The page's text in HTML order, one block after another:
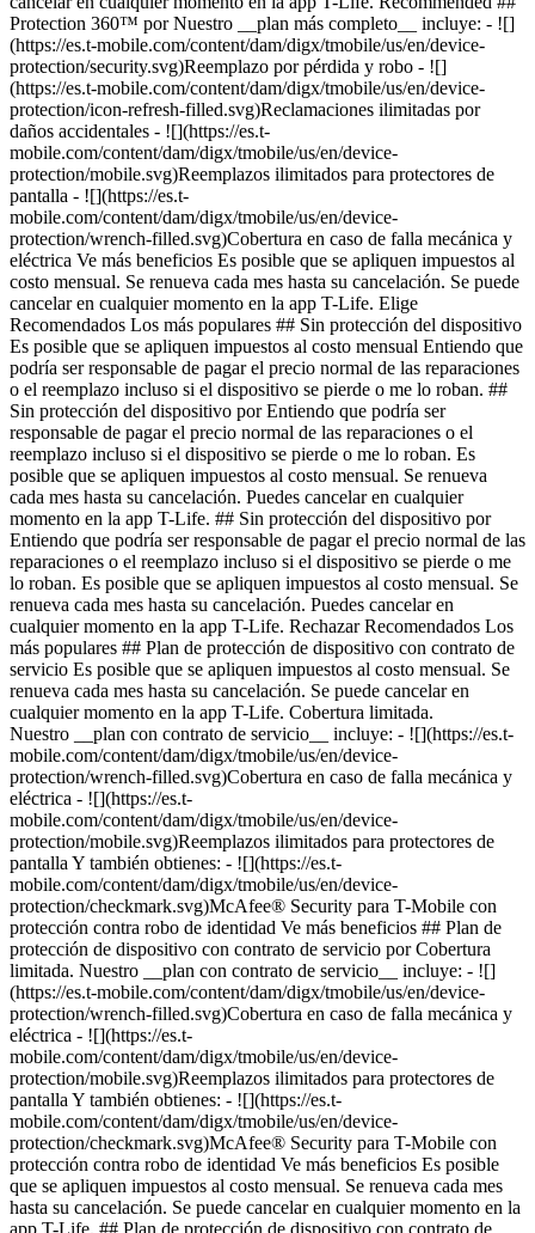
ent/dam/digx/tmobile/us/en/device-protection/mobile.svg)Reemplazos ilimitados para protectores de pantalla - ![](https://es.t-mobile.com/content/dam/digx/tmobile/us/en/device-protection/wrench-filled.svg)Cobertura en caso de falla mecánica y eléctrica Ve más beneficios Es posible que se apliquen impuestos al costo mensual. Se renueva cada mes hasta su cancelación. Se puede cancelar en cualquier momento en la app T-Life. Elige Recomendados Los más populares ## Sin protección del dispositivo Es posible que se apliquen impuestos al costo mensual Entiendo que podría ser responsable de pagar el precio normal de las reparaciones o el reemplazo incluso si el dispositivo se pierde o me lo roban. ## Sin protección del dispositivo por Entiendo que podría ser responsable de pagar el precio normal de las reparaciones o el reemplazo incluso si el dispositivo se pierde o me lo roban. Es posible que se apliquen impuestos al costo mensual. Se renueva cada mes hasta su cancelación. Puedes cancelar en cualquier momento en la app T-Life. ## Sin protección del dispositivo por Entiendo que podría ser responsable de pagar el precio normal de las reparaciones o el reemplazo incluso si el dispositivo se pierde o me lo roban. Es posible que se apliquen impuestos al costo mensual. Se renueva cada mes hasta su cancelación. Puedes cancelar en cualquier momento en la app T-Life. Rechazar Recomendados Los más populares ## Plan de protección de dispositivo con contrato de servicio Es posible que se apliquen impuestos al costo mensual. Se renueva cada mes hasta su cancelación. Se puede cancelar en cualquier momento en la app T-Life. Cobertura limitada. Nuestro __plan con contrato de servicio__ incluye: - ![](https://es.t-mobile.com/content/dam/digx/tmobile/us/en/device-protection/wrench-filled.svg)Cobertura en caso de falla mecánica y eléctrica - ![](https://es.t-mobile.com/content/dam/digx/tmobile/us/en/device-protection/mobile.svg)Reemplazos ilimitados para protectores de pantalla Y también obtienes: - ![](https://es.t-mobile.com/content/dam/digx/tmobile/us/en/device-protection/checkmark.svg)McAfee® Security para T-Mobile con protección contra robo de identidad Ve más beneficios ## Plan de protección de dispositivo con contrato de servicio por Cobertura limitada. Nuestro __plan con contrato de servicio__ incluye: - ![](https://es.t-mobile.com/content/dam/digx/tmobile/us/en/device-protection/wrench-filled.svg)Cobertura en caso de falla mecánica y eléctrica - ![](https://es.t-mobile.com/content/dam/digx/tmobile/us/en/device-protection/mobile.svg)Reemplazos ilimitados para protectores de pantalla Y también obtienes: - ![](https://es.t-mobile.com/content/dam/digx/tmobile/us/en/device-protection/checkmark.svg)McAfee® Security para T-Mobile con protección contra robo de identidad Ve más beneficios Es posible que se apliquen impuestos al costo mensual. Se renueva cada mes hasta su cancelación. Se puede cancelar en cualquier momento en la app T-Life. ## Plan de protección de dispositivo con contrato de servicio por Cobertura limitada. Nuestro __plan con contrato de servicio__ incluye: - ![](https://es.t-mobile.com/content/dam/digx/tmobile/us/en/device-protection/wrench-filled.svg)Cobertura en caso de falla mecánica y eléctrica - ![](https://es.t-mobile.com/content/dam/digx/tmobile/us/en/device-protection/mobile.svg)Reemplazos ilimitados para protectores de pantalla Y también obtienes: - ![](https://es.t-mobile.com/content/dam/digx/tmobile/us/en/device-protection/checkmark.svg)McAfee® Security para T-Mobile con protección contra robo de identidad Ve más beneficios Es posible que se apliquen impuestos al costo mensual. Se renueva cada mes hasta su cancelación. Se puede cancelar en cualquier momento en la app T-Life. Elige Recomendados Los más populares ## Protection 360™️ Es posible que se apliquen impuestos al costo mensual. Se renueva cada mes hasta su cancelación. Se puede cancelar en cualquier momento en la app T-Life. Nuestro __plan más completo__ incluye: - ![](https://es.t-mobile.com/content/dam/digx/tmobile/us/en/device-protection/security.svg)Reemplazo por pérdida y robo - ![](https://es.t-mobile.com/content/dam/digx/tmobile/us/en/device-protection/icon-refresh-filled.svg)Reclamaciones ilimitadas por daños accidentales - ![](https://es.t-mobile.com/content/dam/digx/tmobile/us/en/device-protection/mobile-check.svg)$0 en reparaciones por pantallas frontales rotas - ![](https://es.t-mobile.com/content/dam/digx/tmobile/us/en/device-protection/mobile.svg)Reemplazos ilimitados para protectores de pantalla - ![](https://es.t-mobile.com/content/dam/digx/tmobile/us/en/device-protection/wrench-filled.svg)Cobertura en caso de falla mecánica y eléctrica Ve más beneficios ## Protection 360™️ por Nuestro __plan más completo__ incluye: - ![](https://es.t-mobile.com/content/dam/digx/tmobile/us/en/device-protection/security.svg)Reemplazo por pérdida y robo - ![](https://es.t-mobile.com/content/dam/digx/tmobile/us/en/device-protection/icon-refresh-filled.svg)Reclamaciones ilimitadas por daños accidentales - ![](https://es.t-mobile.com/content/dam/digx/tmobile/us/en/device-protection/mobile-check.svg)$0 en reparaciones por pantallas frontales rotas - ![](https://es.t-mobile.com/content/dam/digx/tmobile/us/en/device-protection/mobile.svg)Reemplazos ilimitados para protectores de pantalla - ![](https://es.t-mobile.com/content/dam/digx/tmobile/us/en/device-protection/wrench-filled.svg)Cobertura en caso de falla mecánica y eléctrica Ve más beneficios Es posible que se apliquen impuestos al costo mensual. Se renueva cada mes hasta su cancelación. Se puede cancelar en cualquier momento en la app T-Life. Most popular ## Protection 360™️ por Nuestro __plan más completo__ incluye: - ![](https://es.t-mobile.com/content/dam/digx/tmobile/us/en/device-protection/security.svg)Reemplazo por pérdida y robo - ![](https://es.t-mobile.com/content/dam/digx/tmobile/us/en/device-protection/icon-refresh-filled.svg)Reclamaciones ilimitadas por daños accidentales - ![](https://es.t-mobile.com/content/dam/digx/tmobile/us/en/device-protection/mobile-check.svg)$0 en reparaciones por pantallas frontales rotas - ![](https://es.t-mobile.com/content/dam/digx/tmobile/us/en/device-protection/mobile.svg)Reemplazos ilimitados para protectores de pantalla - ![](https://es.t-mobile.com/content/dam/digx/tmobile/us/en/device-protection/wrench-filled.svg)Cobertura en caso de falla mecánica y eléctrica Ve más beneficios Es posible que se apliquen impuestos al costo mensual. Se renueva cada mes hasta su cancelación. Se puede cancelar en cualquier momento en la app T-Life. Elige Recomendados Los más populares ## Protección básica para dispositivos Es posible que se apliquen impuestos al costo mensual. Se renueva cada mes hasta su cancelación. Se puede cancelar en cualquier momento en la app T-Life. Solo lo indispensable. Nuestro __plan básico__ incluye: - ![](https://es.t-mobile.com/content/dam/digx/tmobile/us/en/device-protection/security.svg)Reemplazo por pérdida, robo o daño accidental - ![](https://es.t-mobile.com/content/dam/digx/tmobile/us/en/device-protection/mobile-check.svg)Reparaciones de pantallas rotas - ![](https://es.t-mobile.com/content/dam/digx/tmobile/us/en/device-protection/wrench-filled.svg)Cobertura en caso de falla mecánica y eléctrica Ve más beneficios ## Protección básica para dispositivos por Solo lo indispensable. Nuestro __plan básico__ incluye: - ![](https://es.t-mobile.com/content/dam/digx/tmobile/us/en/device-protection/security.svg)Reemplazo por pérdida, robo o daño accidental - ![](https://es.t-mobile.com/content/dam/digx/tmobile/us/en/device-protection/mobile-check.svg)Reparaciones de pantallas rotas - ![](https://es.t-mobile.com/content/dam/digx/tmobile/us/en/device-protection/wrench-filled.svg)Cobertura en caso de falla mecánica y eléctrica Ve más beneficios Es posible que se apliquen impuestos al costo mensual. Se renueva cada mes hasta su cancelación. Se puede cancelar en cualquier momento en la app T-Life. ## Protección básica para dispositivos por Solo lo indispensable. Nuestro __plan básico__ incluye: - ![](https://es.t-mobile.com/content/dam/digx/tmobile/us/en/device-protection/security.svg)Reemplazo por pérdida, robo o daño accidental - ![](https://es.t-mobile.com/content/dam/digx/tmobile/us/en/device-protection/mobile-check.svg)Reparaciones de pantallas rotas - ![](https://es.t-mobile.com/content/dam/digx/tmobile/us/en/device-protection/wrench-filled.svg)Cobertura en caso de falla mecánica y eléctrica Ve más beneficios Es posible que se apliquen impuestos al costo mensual. Se renueva cada mes hasta su cancelación. Se puede cancelar en cualquier momento en la app T-Life. Elige Recomendados Los más populares ## Protection 360™️ Es posible que se apliquen impuestos al costo mensual. Se renueva cada mes hasta su cancelación. Se puede cancelar en cualquier momento en la app T-Life. Nuestro __plan más completo__ incluye: - ![](https://es.t-mobile.com/content/dam/digx/tmobile/us/en/device-protection/security.svg)Reemplazo por pérdida y robo - ![](https://es.t-mobile.com/content/dam/digx/tmobile/us/en/device-protection/icon-refresh-filled.svg)Reclamaciones ilimitadas por daños accidentales - ![](https://es.t-mobile.com/content/dam/digx/tmobile/us/en/device-protection/mobile-check.svg)$0 en reparaciones por pantallas frontales rotas - ![](https://es.t-mobile.com/content/dam/digx/tmobile/us/en/device-protection/mobile.svg)Reemplazos ilimitados para protectores de pantalla - ![](https://es.t-mobile.com/content/dam/digx/tmobile/us/en/device-protection/wrench-filled.svg)Cobertura en caso de falla mecánica y eléctrica Ve más beneficios ## Protection 360™️ por Nuestro __plan más completo__ incluye: - ![](https://es.t-mobile.com/content/dam/digx/tmobile/us/en/device-protection/security.svg)Reemplazo por pérdida y robo - ![](https://es.t-mobile.com/content/dam/digx/tmobile/us/en/device-protection/